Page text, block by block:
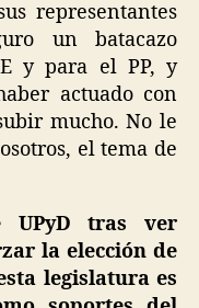
representantes
un batacazo
y para el PP, y
actuado con
mucho. No le
el tema de
UPyD tras ver
la elección de
legislatura es